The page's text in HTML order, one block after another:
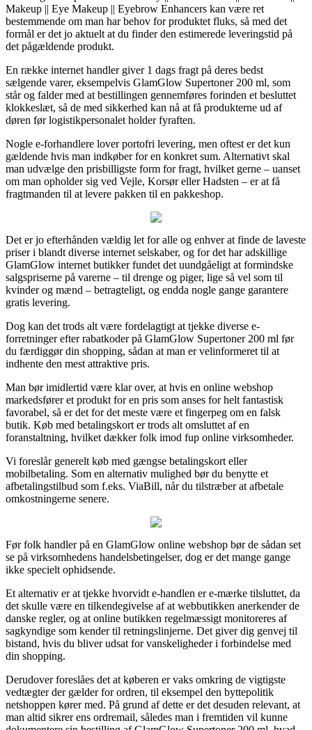
Makeup || Eye Makeup || Eyebrow Enhancers kan være ret
bestemmende om man har behov for produktet fluks, så med det
formål er det jo aktuelt at du finder den estimerede leveringstid på
det pågældende produkt.
En række internet handler giver 1 dags fragt på deres bedst
sælgende varer, eksempelvis GlamGlow Supertoner 200 ml, som
står og falder med at bestillingen gennemføres forinden et besluttet
klokkeslæt, så de med sikkerhed kan nå at få produkterne ud af
døren før logistikpersonalet holder fyraften.
Nogle e-forhandlere lover portofri levering, men oftest er det kun
gældende hvis man indkøber for en konkret sum. Alternativt skal
man udvælge den prisbilligste form for fragt, hvilket gerne – uanset
om man opholder sig ved Vejle, Korsør eller Hadsten – er at få
fragtmanden til at levere pakken til en pakkeshop.
Det er jo efterhånden vældig let for alle og enhver at finde de laveste
priser i blandt diverse internet selskaber, og for det har adskillige
GlamGlow internet butikker fundet det uundgåeligt at formindske
salgspriserne på varerne – til drenge og piger, lige så vel som til
kvinder og mænd – betragteligt, og endda nogle gange garantere
gratis levering.
Dog kan det trods alt være fordelagtigt at tjekke diverse e-
forretninger efter rabatkoder på GlamGlow Supertoner 200 ml før
du færdiggør din shopping, sådan at man er velinformeret til at
indhente den mest attraktive pris.
Man bør imidlertid være klar over, at hvis en online webshop
markedsfører et produkt for en pris som anses for helt fantastisk
favorabel, så er det for det meste være et fingerpeg om en falsk
butik. Køb med betalingskort er trods alt omsluttet af en
foranstaltning, hvilket dækker folk imod fup online virksomheder.
Vi foreslår generelt køb med gængse betalingskort eller
mobilbetaling. Som en alternativ mulighed bør du benytte et
afbetalingstilbud som f.eks. ViaBill, når du tilstræber at afbetale
omkostningerne senere.
Før folk handler på en GlamGlow online webshop bør de sådan set
se på virksomhedens handelsbetingelser, dog er det mange gange
ikke specielt ophidsende.
Et alternativ er at tjekke hvorvidt e-handlen er e-mærke tilsluttet, da
det skulle være en tilkendegivelse af at webbutikken anerkender de
danske regler, og at online butikken regelmæssigt monitoreres af
sagkyndige som kender til retningslinjerne. Det giver dig genvej til
bistand, hvis du bliver udsat for vanskeligheder i forbindelse med
din shopping.
Derudover foreslåes det at køberen er vaks omkring de vigtigste
vedtægter der gælder for ordren, til eksempel den byttepolitik
netshoppen kører med. På grund af dette er det desuden relevant, at
man altid sikrer ens ordremail, således man i fremtiden vil kunne